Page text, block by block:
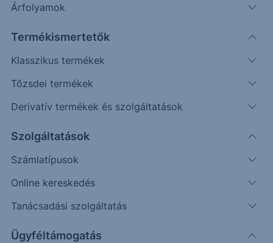
Árfolyamok
Termékismertetők
Klasszikus termékek
Tőzsdei termékek
Derivatív termékek és szolgáltatások
Szolgáltatások
Számlatípusok
Online kereskedés
Tanácsadási szolgáltatás
Ügyféltámogatás
2 találat